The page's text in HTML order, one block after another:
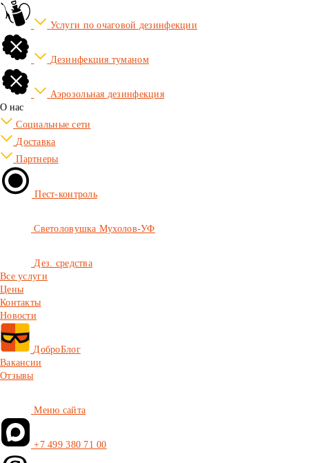
Услуги по очаговой дезинфекции
Дезинфекция туманом
Аэрозольная дезинфекция
О нас
Социальные сети
Доставка
Партнеры
Пест-контроль
Светоловушка Мухолов-УФ
Дез. средства
Все услуги
Цены
Контакты
Новости
ДоброБлог
Вакансии
Отзывы
Меню сайта
+7 499 380 71 00